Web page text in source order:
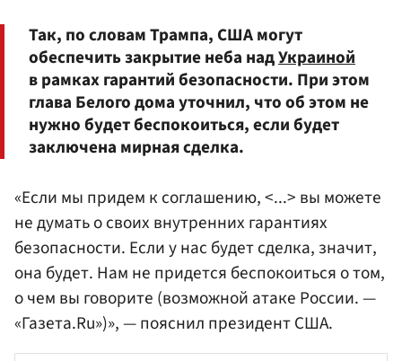
Так, по словам Трампа, США могут
обеспечить закрытие неба надУкраиной
в рамках гарантий безопасности. При этом
глава Белого дома уточнил, что об этом не
нужно будет беспокоиться, если будет
заключена мирная сделка.
«Если мы придем к соглашению, <...> вы можете
не думать о своих внутренних гарантиях
безопасности. Если у нас будет сделка, значит,
она будет. Нам не придется беспокоиться о том,
о чем вы говорите (возможной атаке России. —
«Газета.Ru»)», — пояснил президент США.